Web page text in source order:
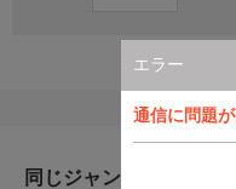
エラー
通信に問題
同じジャンルのおすすめ